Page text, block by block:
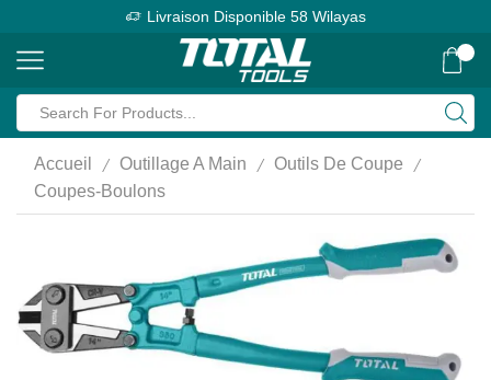
Livraison Disponible 58 Wilayas
Accueil / Outillage A Main / Outils De Coupe /
Coupes-Boulons